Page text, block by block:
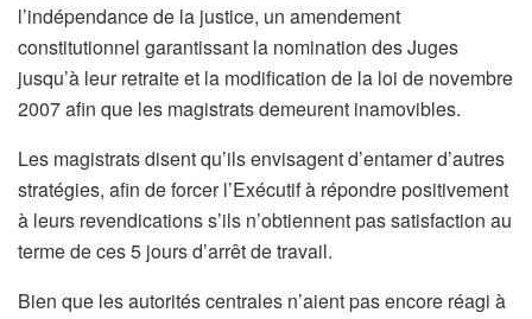
l’indépendance de la justice, un amendement
constitutionnel garantissant la nomination des Juges
jusqu’à leur retraite et la modification de la loi de novembre
2007 afin que les magistrats demeurent inamovibles.
Les magistrats disent qu’ils envisagent d’entamer d’autres
stratégies, afin de forcer l’Exécutif à répondre positivement
à leurs revendications s’ils n’obtiennent pas satisfaction au
terme de ces 5 jours d’arrêt de travail.
Bien que les autorités centrales n’aient pas encore réagi à